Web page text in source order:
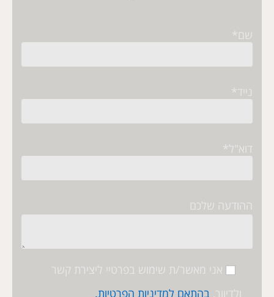
שם*
נייד*
דוא"ל*
ההודעה שלכם
אני מאשר/ת שימוש בפרטיי ליצירת קשר
ולדיוור, בהתאם למדיניות הפרטיות.